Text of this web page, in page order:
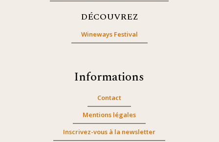
DÉCOUVREZ
Wineways Festival
Informations
Contact
Mentions légales
Inscrivez-vous à la newsletter